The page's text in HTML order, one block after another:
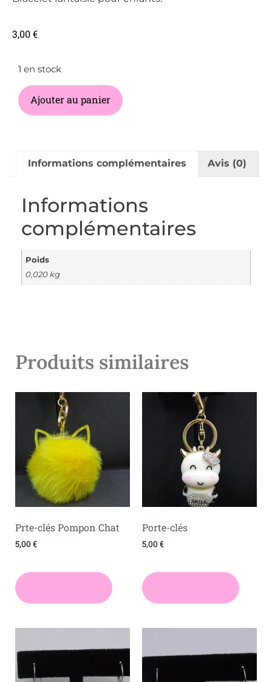
3,00€
1 en stock
Ajouter au panier
Informations complémentaires Avis (0)
Informations
complémentaires
Poids
0,020 kg
Produits similaires
Prte-clés Pompon Chat
5,00 €
Porte-clés
5,00 €